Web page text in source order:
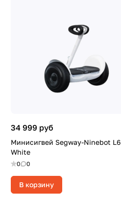
34 999 руб
Минисигвей Segway-Ninebot L6
White
0 0
В корзину